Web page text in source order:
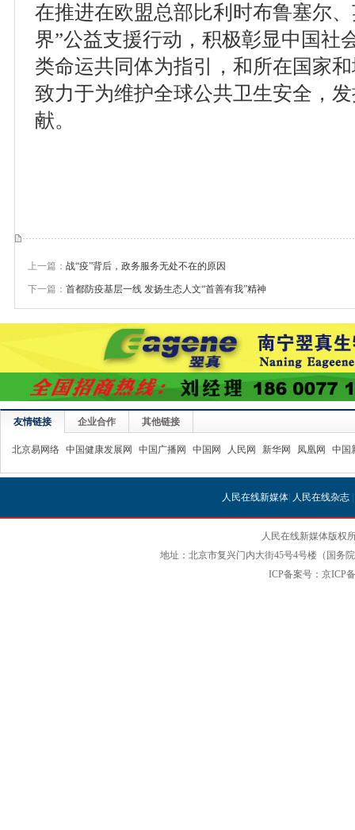
在推进在欧盟总部比利时布鲁塞尔
界”公益支援行动，积极彰显中国社
类命运共同体为指引，和所在国家
致力于为维护全球公共卫生安全，
献。
上一篇： 战“疫”背后，政务服务无处不在的原因
下一篇： 首都防疫基层一线 发扬生态人文“首善有我”精神
友情链接 企业合作 其他链接
北京易网络 中国健康发展网 中国广播网 中国网 人民网 新华网 凤凰网 中国
人民在线新媒体| 人民在线杂志|
人民在线新媒体版权
地址：北京市复兴门内大街45号4号楼（国务
ICP备案号：京ICP